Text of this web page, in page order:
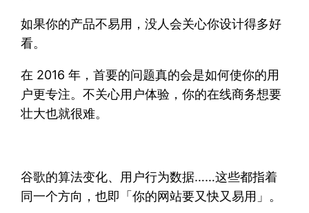
如果你的产品不易用，没人会关心你设计得多好
看。
在 2016 年，首要的问题真的会是如何使你的用
户更专注。不关心用户体验，你的在线商务想要
壮大也就很难。
谷歌的算法变化、用户行为数据……这些都指着
同一个方向，也即「你的网站要又快又易用」。